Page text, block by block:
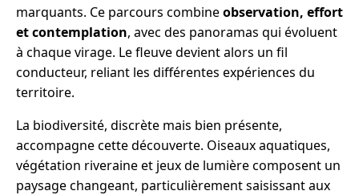
marquants. Ce parcours combineobservation, effort
et contemplation, avec des panoramas qui évoluent
à chaque virage. Le fleuve devient alors un fil
conducteur, reliant les différentes expériences du
territoire.
La biodiversité, discrète mais bien présente,
accompagne cette découverte. Oiseaux aquatiques,
végétation riveraine et jeux de lumière composent un
paysage changeant, particulièrement saisissant aux